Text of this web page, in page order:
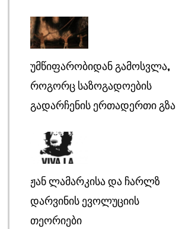
ᲣᲛᲬᲘᲤᲐᲠᲝᲑᲘᲓᲐᲜ ᲒᲐᲛᲝᲡᲕᲚᲐ,
ᲠᲝᲒᲝᲠᲪ ᲡᲐᲖᲝᲒᲐᲓᲝᲔᲑᲘᲡ
ᲒᲐᲓᲐᲠᲩᲔᲜᲘᲡ ᲔᲠᲗᲐᲓᲔᲠᲗᲘ ᲒᲖᲐ
ᲟᲐᲜ ᲚᲐᲛᲐᲠᲙᲘᲡᲐ ᲓᲐ ᲩᲐᲠᲚᲖ
ᲓᲐᲠᲕᲘᲜᲘᲡ ᲔᲕᲝᲚᲣᲪᲘᲘᲡ
ᲗᲔᲝᲠᲘᲔᲑᲘ